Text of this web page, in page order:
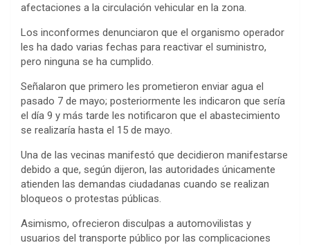
afectaciones a la circulación vehicular en la zona.
Los inconformes denunciaron que el organismo operador
les ha dado varias fechas para reactivar el suministro,
pero ninguna se ha cumplido.
Señalaron que primero les prometieron enviar agua el
pasado 7 de mayo; posteriormente les indicaron que sería
el día 9 y más tarde les notificaron que el abastecimiento
se realizaría hasta el 15 de mayo.
Una de las vecinas manifestó que decidieron manifestarse
debido a que, según dijeron, las autoridades únicamente
atienden las demandas ciudadanas cuando se realizan
bloqueos o protestas públicas.
Asimismo, ofrecieron disculpas a automovilistas y
usuarios del transporte público por las complicaciones